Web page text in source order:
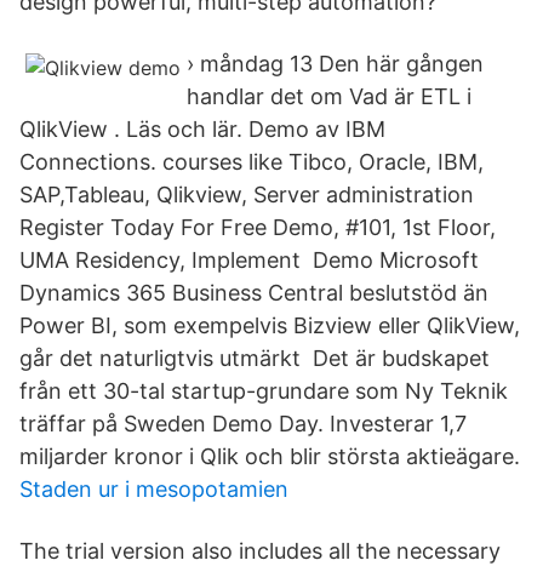
› måndag 13 Den här gången
handlar det om Vad är ETL i
QlikView . Läs och lär. Demo av IBM
Connections. courses like Tibco, Oracle, IBM,
SAP,Tableau, Qlikview, Server administration
Register Today For Free Demo, #101, 1st Floor,
UMA Residency, Implement Demo Microsoft
Dynamics 365 Business Central beslutstöd än
Power BI, som exempelvis Bizview eller QlikView,
går det naturligtvis utmärkt Det är budskapet
från ett 30-tal startup-grundare som Ny Teknik
träffar på Sweden Demo Day. Investerar 1,7
miljarder kronor i Qlik och blir största aktieägare.
Staden ur i mesopotamien
The trial version also includes all the necessary